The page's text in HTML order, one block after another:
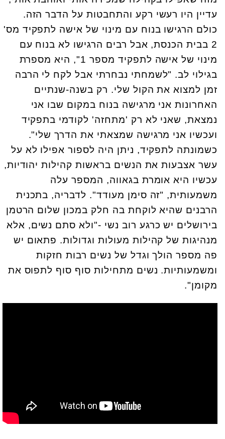
עדיין היו רעשי רקע והתחבטות על הדבר הזה.
כולם הרגישו בנוח עם מינוי של אישה לתפקיד מס'
2 בבית הכנסת, אבל רבים הרגישו לא בנוח עם
מינוי של אישה לתפקיד מספר 1", היא מספרת
בגילוי לב. "לשמחתי נבחרתי אבל לקח לי הרבה
זמן למצוא את הקול שלי. רק בשנה-שנתיים
האחרונות אני מרגישה בנוח במקום שבו אני
נמצאת, שאני לא רק 'מתחזה' לקודמי בתפקיד
ועכשיו אני מרגישה שמצאתי את הדרך שלי".
כשמונתה לתפקיד, ניתן היה לספור אפילו לא על
עשר אצבעות את הנשים בראשות קהילות יהודיות,
עכשיו היא אומרת בגאווה, המספר עלה
משמעותית, "זה סימן מעודד". לדבריה, בתכנית
הרבנים שהיא לוקחת בה חלק במכון שלום הרטמן
בירושלים יש כרגע רוב נשי -"ולא סתם נשים, אלא
מנהיגות של קהילות מעולות וגדולות. פתאום יש
פה מספר הולך וגדל של נשים רבות חזקות
ומשמעותיות. נשים מתחילות סוף סוף לתפוס את
מקומן".